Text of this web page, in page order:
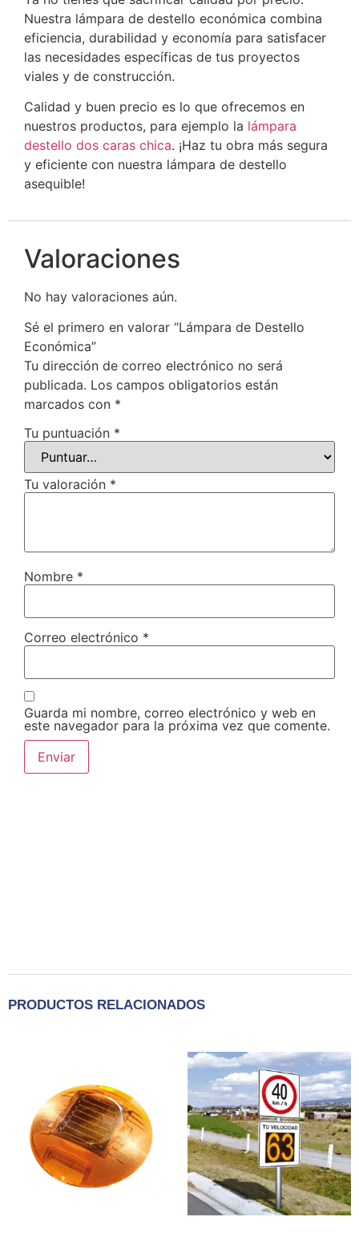
Nuestra lámpara de destello económica combina
eficiencia, durabilidad y economía para satisfacer
las necesidades específicas de tus proyectos
viales y de construcción.
Calidad y buen precio es lo que ofrecemos en
nuestros productos, para ejemplo la lámpara
destello dos caras chica. ¡Haz tu obra más segura
y eficiente con nuestra lámpara de destello
asequible!
Valoraciones
No hay valoraciones aún.
Sé el primero en valorar “Lámpara de Destello
Económica”
Tu dirección de correo electrónico no será
publicada. Los campos obligatorios están
marcados con *
Tu puntuación *
Tu valoración *
Nombre *
Correo electrónico *
Guarda mi nombre, correo electrónico y web en
este navegador para la próxima vez que comente.
PRODUCTOS RELACIONADOS